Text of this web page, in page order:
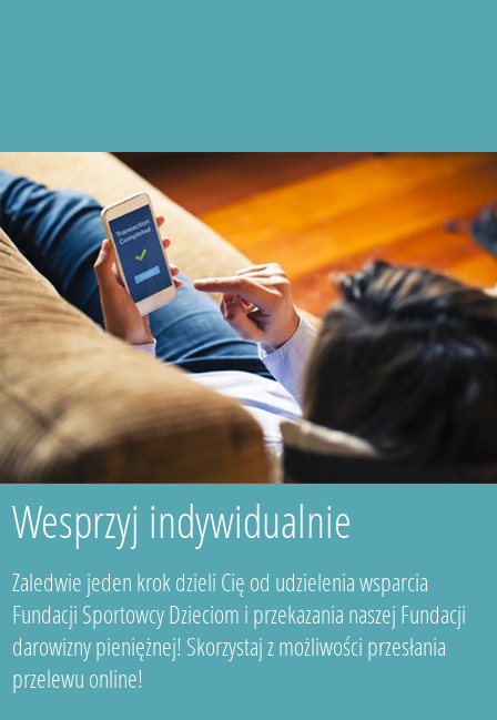
Wesprzyj indywidualnie
Zaledwie jeden krok dzieli Cię od udzielenia wsparcia
Fundacji Sportowcy Dzieciom i przekazania naszej Fundacji
darowizny pieniężnej! Skorzystaj z możliwości przesłania
przelewu online!